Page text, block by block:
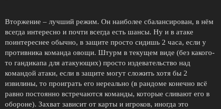
Вторжение – лучший режим. Он наиболее сбалансирован, в нём
всегда интересно и почти всегда есть шансы. Ну и в атаке
поинтереснее обычно, в защите просто сидишь 2 часа, если у
противника команда овощи. Штурм в текущем виде (без какого-
то гандикапа для атакующих) просто издевательство над
командой атаки, если в защите могут сложить хотя бы 2
извилины, то проиграть его нереально (в рандоме конечно всё
равно постоянно встречаются команды, которые сливают его в
обороне). Захват зависит от карты и игроков, иногда это